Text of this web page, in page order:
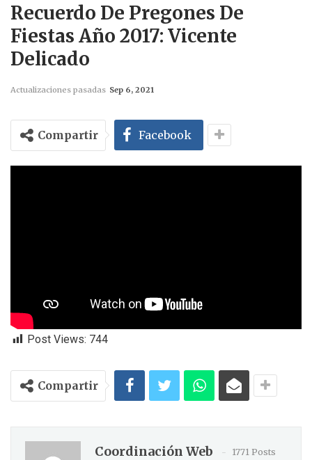
Recuerdo De Pregones De
Fiestas Año 2017: Vicente
Delicado
Actualizaciones pasadas Sep 6, 2021
Compartir Facebook
Post Views: 744
Compartir
Coordinación Web
1771 Posts